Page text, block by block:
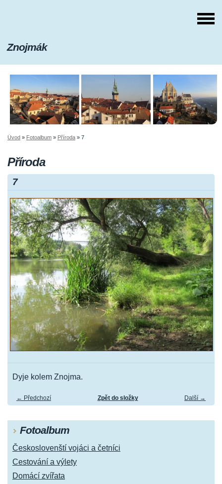
Znojmák
Úvod » Fotoalbum » Příroda » 7
Příroda
7
Dyje kolem Znojma.
← Předchozí Další →
Zpět do složky
Fotoalbum
Českoslovenští vojáci a četníci
Cestování a výlety
Domácí zvířata